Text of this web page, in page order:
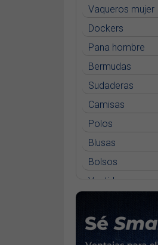
Vaqueros mujer
Dockers
Pana hombre
Bermudas
Sudaderas
Camisas
Polos
Blusas
Bolsos
Vestidos
Jerséys
Chaquetas